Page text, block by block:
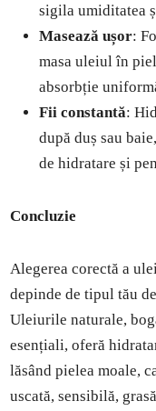
sigila umiditatea
Masează ușor:
masa uleiul în
absorbție
Fii constantă:
după duș sau
de hidratare și
Concluzie
Alegerea corectă a
depinde de tipul tău
Uleiurile naturale,
esențiali, oferă
lăsând pielea moale,
uscată, sensibilă,